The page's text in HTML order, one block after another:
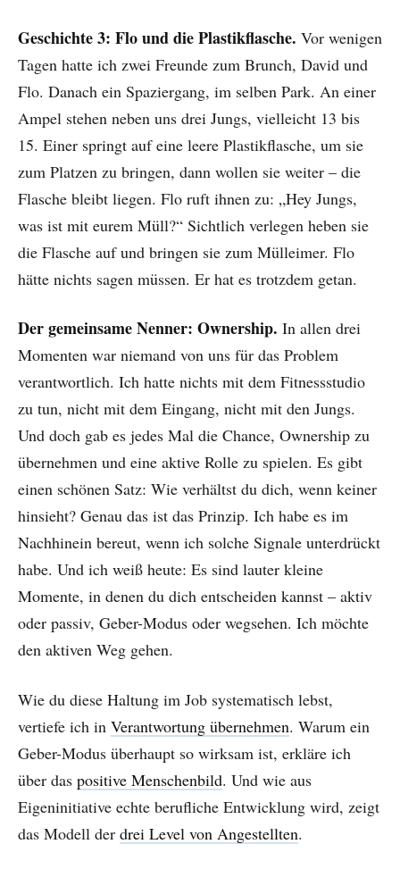
Geschichte 3: Flo und die Plastikflasche. Vor wenigen
Tagen hatte ich zwei Freunde zum Brunch, David und
Flo. Danach ein Spaziergang, im selben Park. An einer
Ampel stehen neben uns drei Jungs, vielleicht 13 bis
15. Einer springt auf eine leere Plastikflasche, um sie
zum Platzen zu bringen, dann wollen sie weiter – die
Flasche bleibt liegen. Flo ruft ihnen zu: „Hey Jungs,
was ist mit eurem Müll?“ Sichtlich verlegen heben sie
die Flasche auf und bringen sie zum Mülleimer. Flo
hätte nichts sagen müssen. Er hat es trotzdem getan.
Der gemeinsame Nenner: Ownership. In allen drei
Momenten war niemand von uns für das Problem
verantwortlich. Ich hatte nichts mit dem Fitnessstudio
zu tun, nicht mit dem Eingang, nicht mit den Jungs.
Und doch gab es jedes Mal die Chance, Ownership zu
übernehmen und eine aktive Rolle zu spielen. Es gibt
einen schönen Satz: Wie verhältst du dich, wenn keiner
hinsieht? Genau das ist das Prinzip. Ich habe es im
Nachhinein bereut, wenn ich solche Signale unterdrückt
habe. Und ich weiß heute: Es sind lauter kleine
Momente, in denen du dich entscheiden kannst – aktiv
oder passiv, Geber-Modus oder wegsehen. Ich möchte
den aktiven Weg gehen.
Wie du diese Haltung im Job systematisch lebst,
vertiefe ich in Verantwortung übernehmen. Warum ein
Geber-Modus überhaupt so wirksam ist, erkläre ich
über das positive Menschenbild. Und wie aus
Eigeninitiative echte berufliche Entwicklung wird, zeigt
das Modell der drei Level von Angestellten.